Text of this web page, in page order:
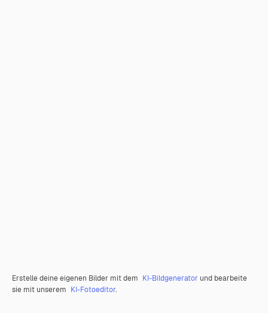
Erstelle deine eigenen Bilder mit dem KI-Bildgenerator und bearbeite
sie mit unserem KI-Fotoeditor.